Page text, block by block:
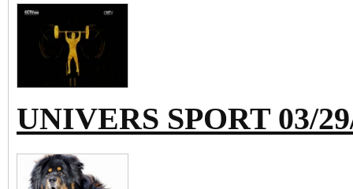
UNIVERS SPORT 03/